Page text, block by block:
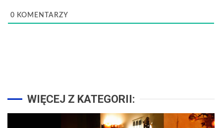
0 KOMENTARZY
WIĘCEJ Z KATEGORII: